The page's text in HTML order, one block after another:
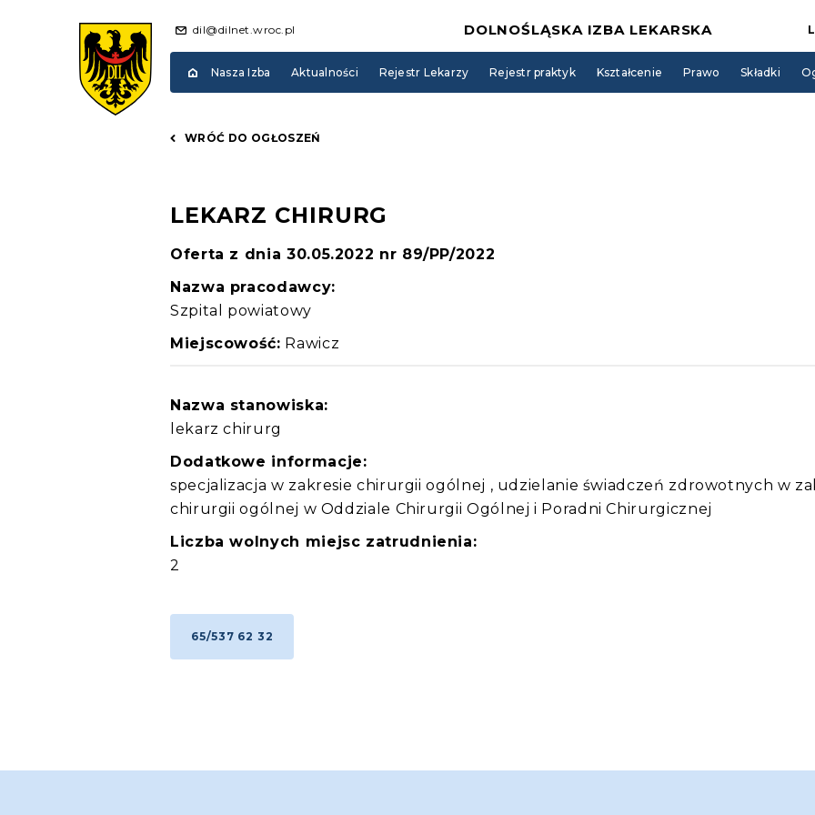
dil@dilnet.wroc.pl DOLNOŚLĄSKA IZBA LEKARSKA
Nasza Izba Aktualności Rejestr Lekarzy Rejestr praktyk Kształcenie Prawo Składki
WRÓĆ DO OGŁOSZEŃ
LEKARZ CHIRURG
Oferta z dnia 30.05.2022 nr 89/PP/2022
Nazwa pracodawcy:
Szpital powiatowy
Miejscowość: Rawicz
Nazwa stanowiska:
lekarz chirurg
Dodatkowe informacje:
specjalizacja w zakresie chirurgii ogólnej , udzielanie świadczeń zdrowotnych w
chirurgii ogólnej w Oddziale Chirurgii Ogólnej i Poradni Chirurgicznej
Liczba wolnych miejsc zatrudnienia:
2
65/537 62 32